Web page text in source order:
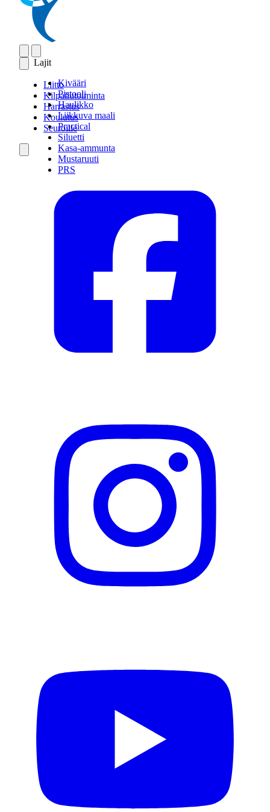
Lajit
Kivääri
Pistooli
Haulikko
Liikkuva maali
Practical
Siluetti
Kasa-ammunta
Mustaruuti
PRS
Liitto
Kilpailutoiminta
Harrastus
Koulutus
Seuroille